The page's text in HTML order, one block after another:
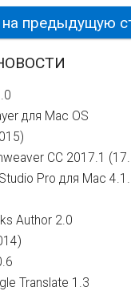
на предыдущую
для Mac OS
CC 2017.1
Pro для Mac
Author 2.0
Translate 1.3